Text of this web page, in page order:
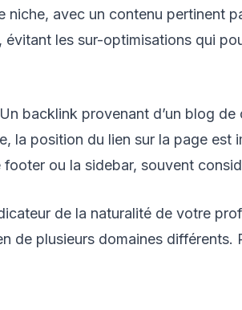
avec un contenu pertinent
les sur-optimisations qui
backlink provenant d’un blog de
la position du lien sur la page
ou la sidebar, souvent
de la naturalité de votre
de plusieurs domaines